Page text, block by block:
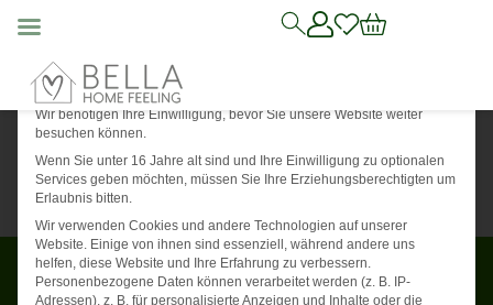
Für begrenzte Zeit: Du erhältst 5 Euro Rabatt auf deinen
Einkauf von 20 Euro oder mehr! Verwende einfach den
CodeBHF05im Warenkorb.
Wir benötigen Ihre Einwilligung, bevor Sie unsere Website weiter
besuchen können.
Wenn Sie unter 16 Jahre alt sind und Ihre Einwilligung zu optionalen
Services geben möchten, müssen Sie Ihre Erziehungsberechtigten um
Erlaubnis bitten.
Wir verwenden Cookies und andere Technologien auf unserer
Website. Einige von ihnen sind essenziell, während andere uns
helfen, diese Website und Ihre Erfahrung zu verbessern.
Personenbezogene Daten können verarbeitet werden (z. B. IP-
Adressen), z. B. für personalisierte Anzeigen und Inhalte oder die